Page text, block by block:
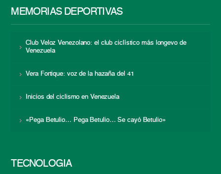
MEMORIAS DEPORTIVAS
Club Veloz Venezolano: el club ciclístico más longevo de
Venezuela
Vera Fortique: voz de la hazaña del 41
Inicios del ciclismo en Venezuela
«Pega Betulio… Pega Betulio… Se cayó Betulio»
TECNOLOGÍA